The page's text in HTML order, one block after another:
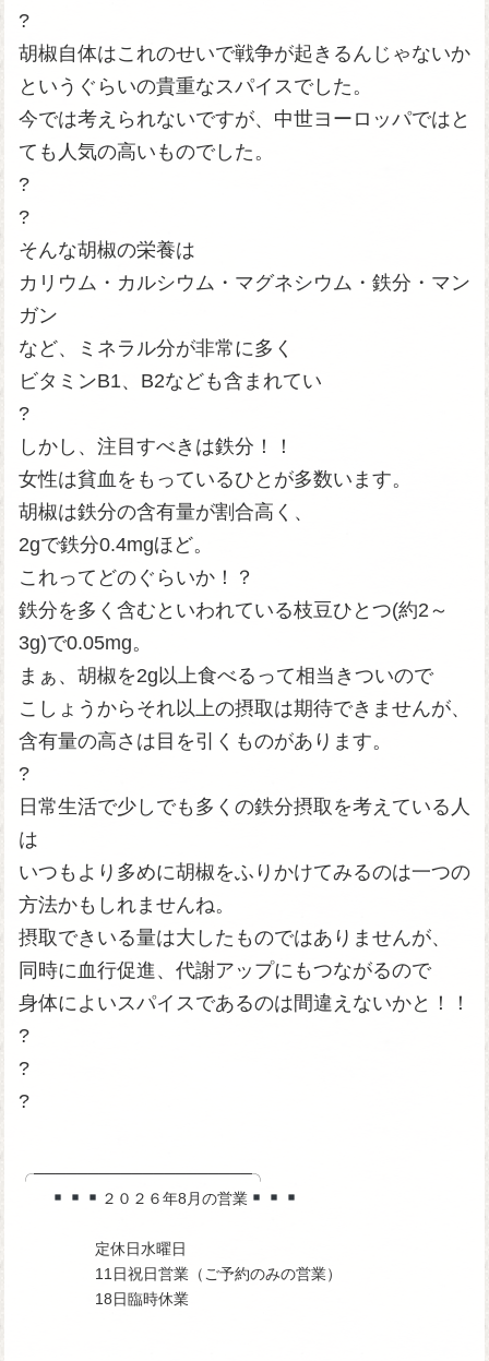
?
胡椒自体はこれのせいで戦争が起きるんじゃないか
というぐらいの貴重なスパイスでした。
今では考えられないですが、中世ヨーロッパではと
ても人気の高いものでした。
?
?
そんな胡椒の栄養は
カリウム・カルシウム・マグネシウム・鉄分・マン
ガン
など、ミネラル分が非常に多く
ビタミンB1、B2なども含まれてい
?
しかし、注目すべきは鉄分！！
女性は貧血をもっているひとが多数います。
胡椒は鉄分の含有量が割合高く、
2gで鉄分0.4mgほど。
これってどのぐらいか！？
鉄分を多く含むといわれている枝豆ひとつ(約2～
3g)で0.05mg。
まぁ、胡椒を2g以上食べるって相当きついので
こしょうからそれ以上の摂取は期待できませんが、
含有量の高さは目を引くものがあります。
?
日常生活で少しでも多くの鉄分摂取を考えている人
は
いつもより多めに胡椒をふりかけてみるのは一つの
方法かもしれませんね。
摂取できいる量は大したものではありませんが、
同時に血行促進、代謝アップにもつながるので
身体によいスパイスであるのは間違えないかと！！
?
?
?
╭────────────────────╮
２０２６年8月の営業
定休日水曜日
11日祝日営業（ご予約のみの営業）
18日臨時休業